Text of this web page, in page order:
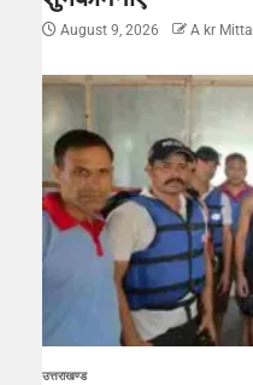
August 9, 2026 A kr Mittal
उत्तराखण्ड